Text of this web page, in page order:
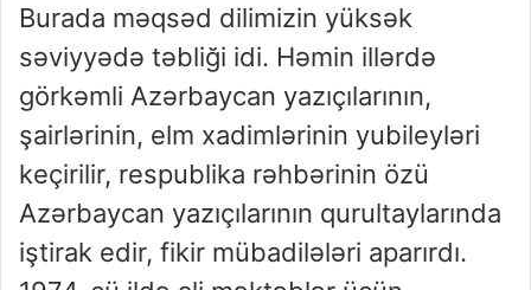
Burada məqsəd dilimizin yüksək
səviyyədə təbliği idi. Həmin illərdə
görkəmli Azərbaycan yazıçılarının,
şairlərinin, elm xadimlərinin yubileyləri
keçirilir, respublika rəhbərinin özü
Azərbaycan yazıçılarının qurultaylarında
iştirak edir, fikir mübadilələri aparırdı.